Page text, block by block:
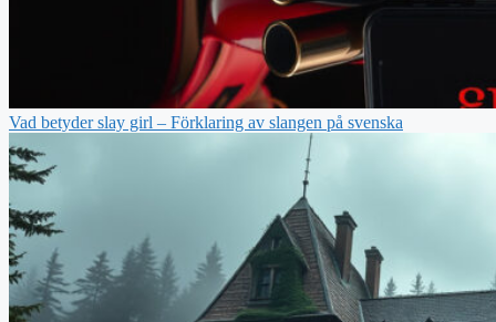
Vad betyder slay girl – Förklaring av slangen på svenska